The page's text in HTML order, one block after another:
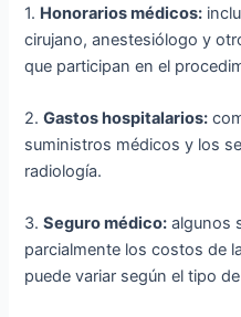
1. Honorarios médicos:
cirujano, anestesiólogo y
que participan en el
2.Gastos hospitalarios:
suministros médicos y los
radiología.
3.Seguro médico: algunos
parcialmente los costos de
puede variar según el tipo